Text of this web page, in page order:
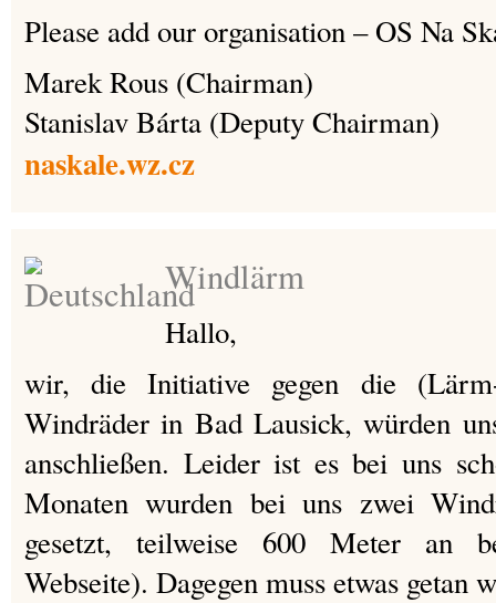
Please add our organisation – OS Na
Marek Rous (Chairman)
Stanislav Bárta (Deputy Chairman)
naskale.wz.cz
Windlärm
Hallo,
wir, die Initiative gegen die
Windräder in Bad Lausick, würden
anschließen. Leider ist es bei uns
Monaten wurden bei uns zwei
gesetzt, teilweise 600 Meter an
Webseite). Dagegen muss etwas getan